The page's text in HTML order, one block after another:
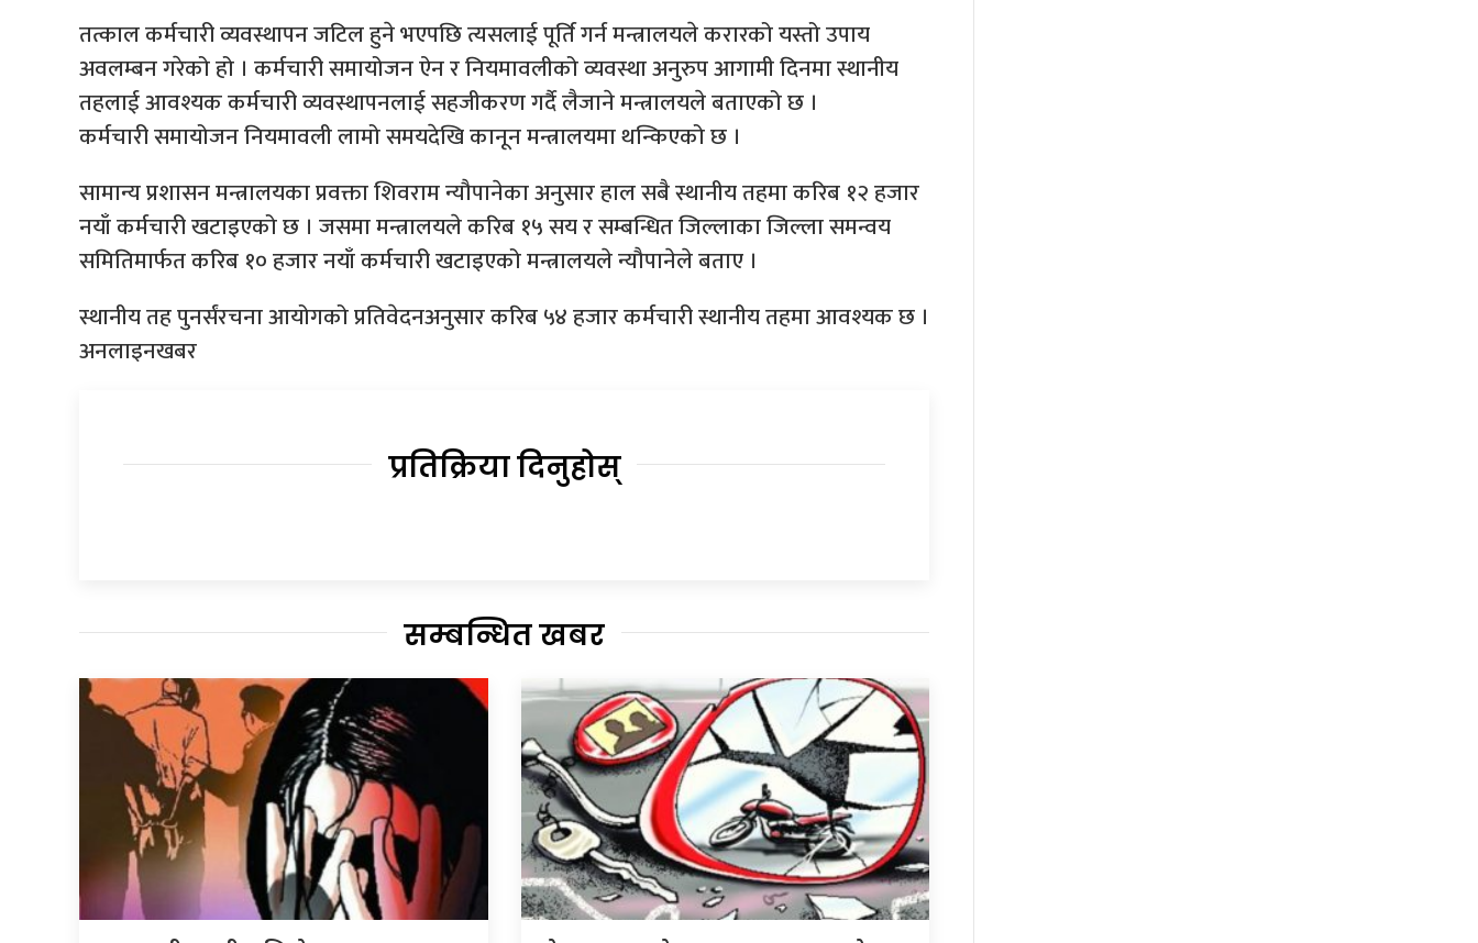
तत्काल कर्मचारी व्यवस्थापन जटिल हुने भएपछि त्यसलाई पूर्ति गर्न मन्त्रालयले करारको यस्तो उपाय
अवलम्बन गरेको हो । कर्मचारी समायोजन ऐन र नियमावलीको व्यवस्था अनुरुप आगामी दिनमा स्थानीय
तहलाई आवश्यक कर्मचारी व्यवस्थापनलाई सहजीकरण गर्दै लैजाने मन्त्रालयले बताएको छ ।
कर्मचारी समायोजन नियमावली लामो समयदेखि कानून मन्त्रालयमा थन्किएको छ ।
सामान्य प्रशासन मन्त्रालयका प्रवक्ता शिवराम न्यौपानेका अनुसार हाल सबै स्थानीय तहमा करिब १२ हजार
नयाँ कर्मचारी खटाइएको छ । जसमा मन्त्रालयले करिब १५ सय र सम्बन्धित जिल्लाका जिल्ला समन्वय
समितिमार्फत करिब १० हजार नयाँ कर्मचारी खटाइएको मन्त्रालयले न्यौपानेले बताए ।
स्थानीय तह पुनर्संरचना आयोगको प्रतिवेदनअनुसार करिब ५४ हजार कर्मचारी स्थानीय तहमा आवश्यक छ ।
अनलाइनखबर
प्रतिक्रिया दिनुहोस्
सम्बन्धित खबर